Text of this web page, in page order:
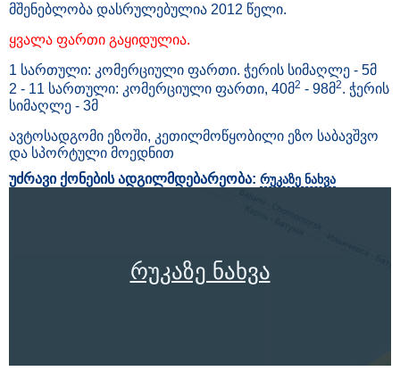
მშენებლობა დასრულებულია 2012 წელი.
ყვალა ფართი გაყიდულია.
1 სართული: კომერციული ფართი. ჭერის სიმაღლე - 5მ
2 - 11 სართული: კომერციული ფართი, 40მ2 - 98მ2. ჭერის
სიმაღლე - 3მ
ავტოსადგომი ეზოში, კეთილმოწყობილი ეზო საბავშვო
და სპორტული მოედნით
უძრავი ქონების ადგილმდებარეობა: რუკაზე ნახვა
რუკაზე ნახვა